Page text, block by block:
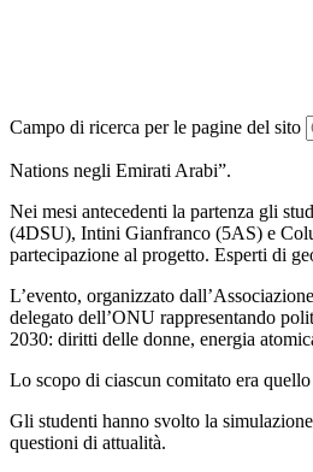
Campo di ricerca per le pagine del sito
Nations negli Emirati Arabi”.
Nei mesi antecedenti la partenza gli
(4DSU), Intini Gianfranco (5AS) e
partecipazione al progetto. Esperti di
L’evento, organizzato
delegato dell’ONU rappresentando
2030: diritti delle donne, energia
Lo scopo di ciascun comitato era
Gli studenti hanno svolto la
questioni di attualità.